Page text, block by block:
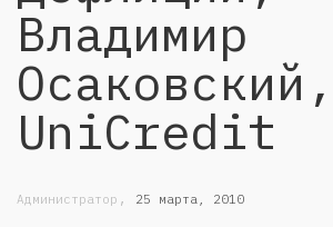
Владимир
Осаковский,
UniCredit
Администратор , 25 марта, 2010